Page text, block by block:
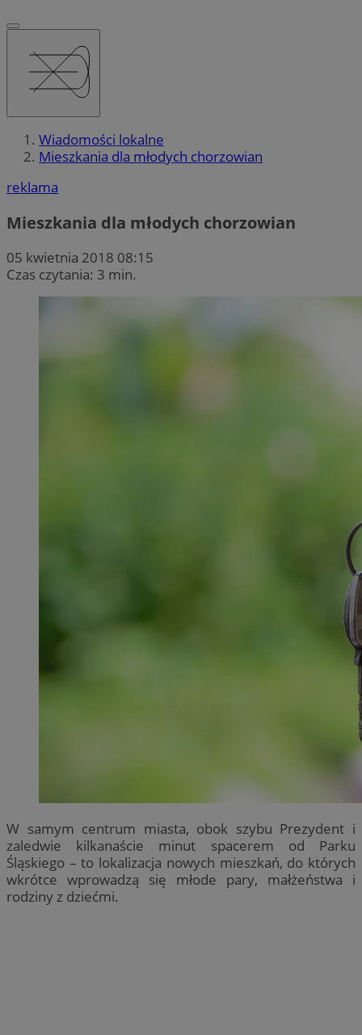
Wiadomości lokalne
Mieszkania dla młodych chorzowian
reklama
Mieszkania dla młodych chorzowian
05 kwietnia 2018 08:15
Czas czytania: 3 min.
W samym centrum miasta, obok szybu Prezydent i
zaledwie kilkanaście minut spacerem od Parku
Śląskiego – to lokalizacja nowych mieszkań, do których
wkrótce wprowadzą się młode pary, małżeństwa i
rodziny z dziećmi.